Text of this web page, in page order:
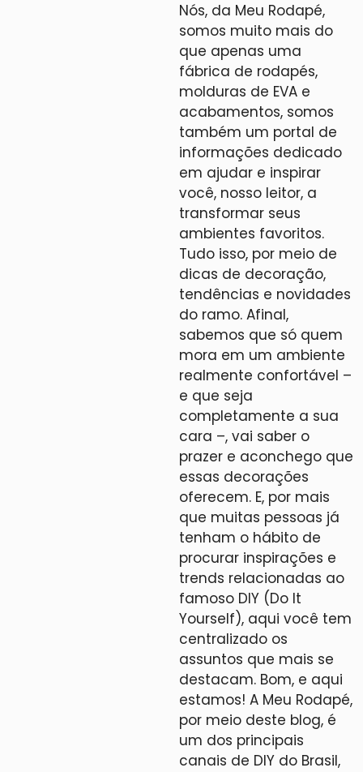
Nós, da Meu Rodapé,
somos muito mais do
que apenas uma
fábrica de rodapés,
molduras de EVA e
acabamentos, somos
também um portal de
informações dedicado
em ajudar e inspirar
você, nosso leitor, a
transformar seus
ambientes favoritos.
Tudo isso, por meio de
dicas de decoração,
tendências e novidades
do ramo. Afinal,
sabemos que só quem
mora em um ambiente
realmente confortável –
e que seja
completamente a sua
cara –, vai saber o
prazer e aconchego que
essas decorações
oferecem. E, por mais
que muitas pessoas já
tenham o hábito de
procurar inspirações e
trends relacionadas ao
famoso DIY (Do It
Yourself), aqui você tem
centralizado os
assuntos que mais se
destacam. Bom, e aqui
estamos! A Meu Rodapé,
por meio deste blog, é
um dos principais
canais de DIY do Brasil,